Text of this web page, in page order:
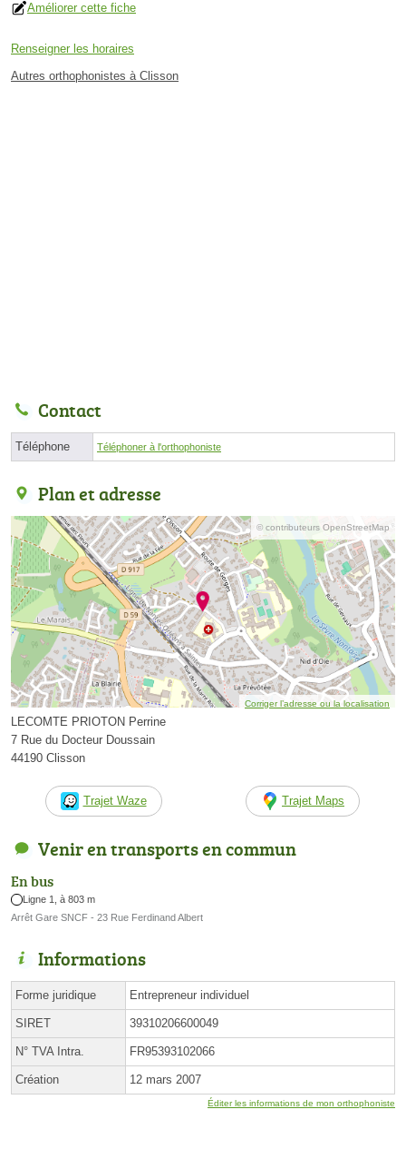
Améliorer cette fiche
Renseigner les horaires
Autres orthophonistes à Clisson
Contact
Téléphone Téléphoner à l'orthophoniste
Plan et adresse
© contributeurs OpenStreetMap
Corriger l’adresse ou la localisation
LECOMTE PRIOTON Perrine
7 Rue du Docteur Doussain
44190 Clisson
Trajet Waze Trajet Maps
Venir en transports en commun
En bus
Ligne 1, à 803 m
Arrêt Gare SNCF - 23 Rue Ferdinand Albert
Informations
Forme juridique Entrepreneur individuel
SIRET 39310206600049
N° TVA Intra. FR95393102066
Création 12 mars 2007
Éditer les informations de mon orthophoniste